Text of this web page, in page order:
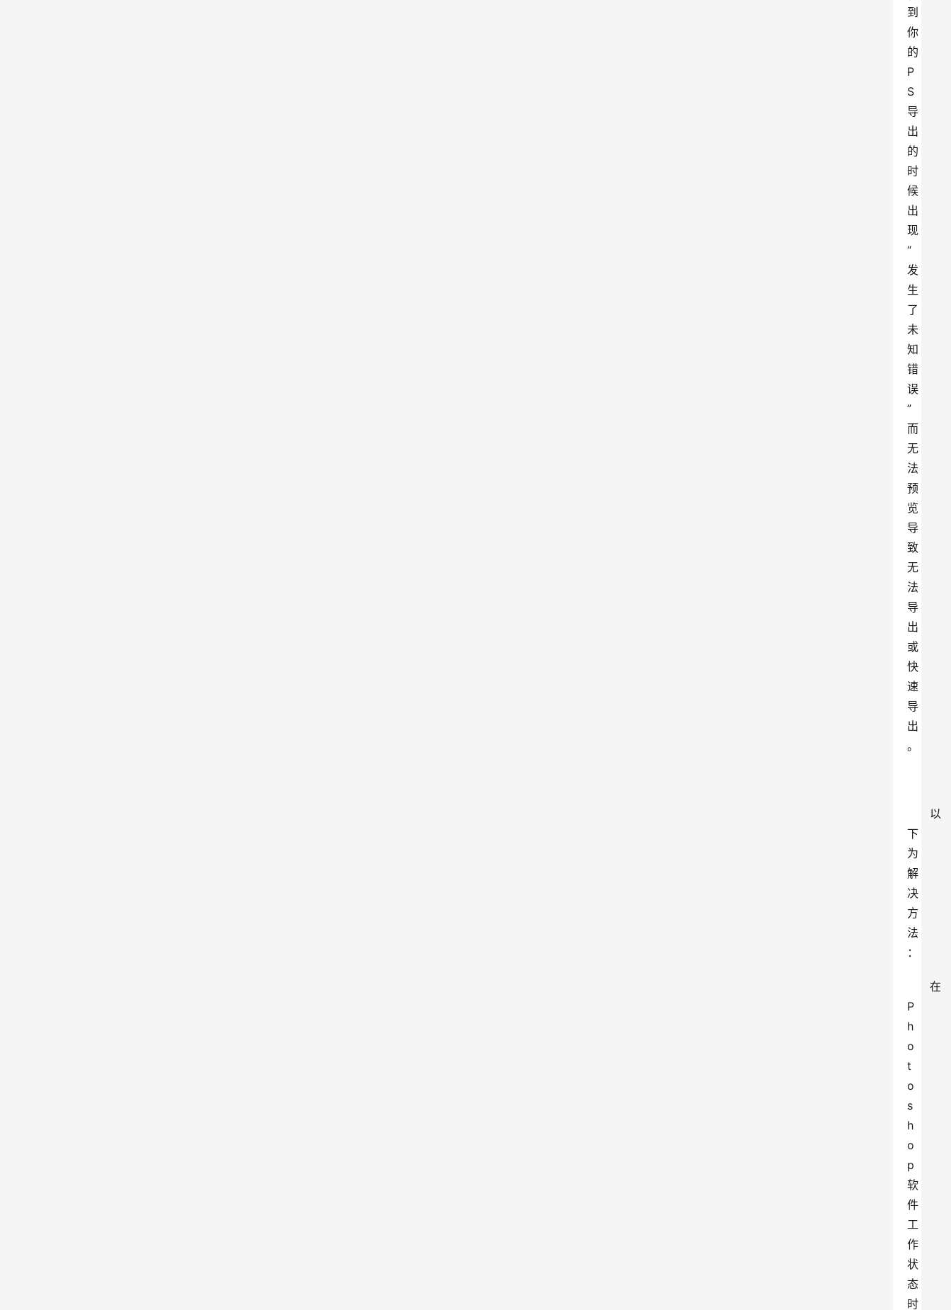
到
你
的
P
S
导
出
的
时
候
出
现
“
发
生
了
未
知
错
误
”
而
无
法
预
览
导
致
无
法
导
出
或
快
速
导
出
。
以
下
为
解
决
方
法
：
在
P
h
o
t
o
s
h
o
p
软
件
工
作
状
态
时